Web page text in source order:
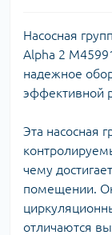
Насосная
Alpha 2
надежное
эффективной
Эта насосная
чему
помещении.
отличаются